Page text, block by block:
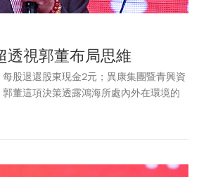
透視郭董布局思維
股退還股東現金2元；異康集團暨青興資
董這項決策透露鴻海所處內外在環境的
硬體代工）高成長賺錢，如今轉為資本